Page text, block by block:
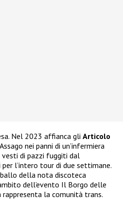
Nel 2023 affianca gli Articolo
nei panni di un’infermiera
di pazzi fuggiti dal
l’intero tour di due settimane.
della nota discoteca
dell’evento Il Borgo delle
rappresenta la comunità trans.